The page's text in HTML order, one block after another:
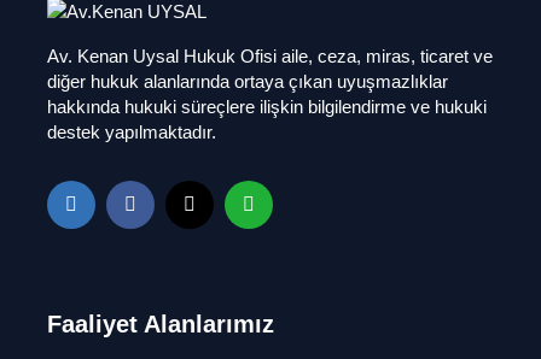
Av. Kenan Uysal Hukuk Ofisi aile, ceza, miras, ticaret ve
diğer hukuk alanlarında ortaya çıkan uyuşmazlıklar
hakkında hukuki süreçlere ilişkin bilgilendirme ve hukuki
destek yapılmaktadır.
Faaliyet Alanlarımız